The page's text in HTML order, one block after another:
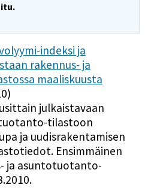
indeksi ja
rakennus- ja
maaliskuusta
julkaistavaan
tilastoon
ja uudisrakentamisen
Ensimmäinen
ja asuntotuotanto-